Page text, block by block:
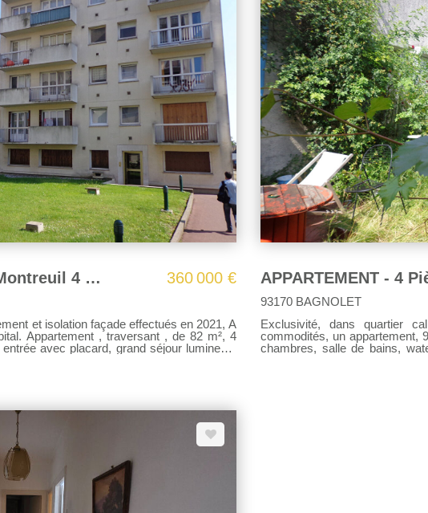
Exclusivité - Appartement Montreuil 4 pièce(s) 360 000 €
et isolation façade effectués en 2021, A
Appartement , traversant , de 82 m², 4
ou au 06 76 96 25
APPARTEMENT - 4
93170 BAGNOLET
Exclusivité, dans quartier calme de
commodités, un appartement,
chambres, salle de bains,